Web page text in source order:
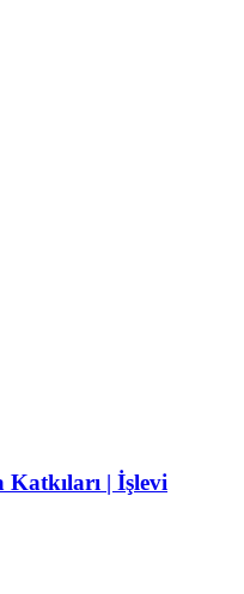
Katkıları | İşlevi